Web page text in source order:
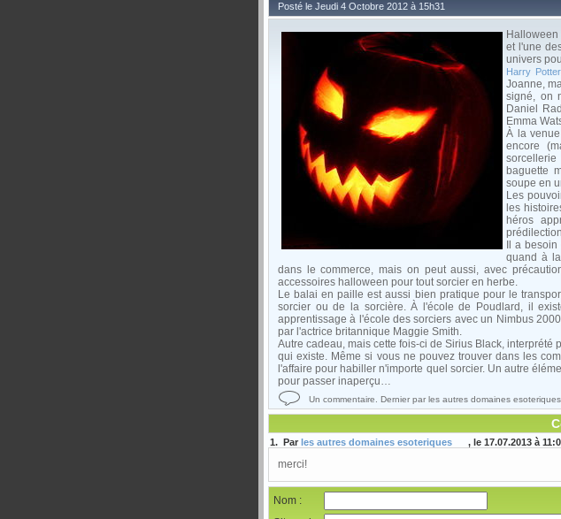
Posté le Jeudi 4 Octobre 2012 à 15h31
et l'une
univers
Harry Potter
Joanne,
signé, on
Daniel
Emma
À la
encore
baguette
soupe en
Les
les
héros
Il a
quand à
dans le commerce, mais on peut aussi, avec
accessoires halloween pour tout sorcier en herbe.
Le balai en paille est aussi bien pratique pour le
sorcier ou de la sorcière. À l'école de Poudlard, il
apprentissage à l'école des sorciers avec un Nimbus
par l'actrice britannique Maggie Smith.
Autre cadeau, mais cette fois-ci de Sirius Black,
qui existe. Même si vous ne pouvez trouver dans les
l'affaire pour habiller n'importe quel sorcier. Un autre
pour passer inaperçu…
Un commentaire. Dernier par les autres domaines
1. Par les autres domaines esoteriques , le 17.07.2013 à
merci!
Nom :